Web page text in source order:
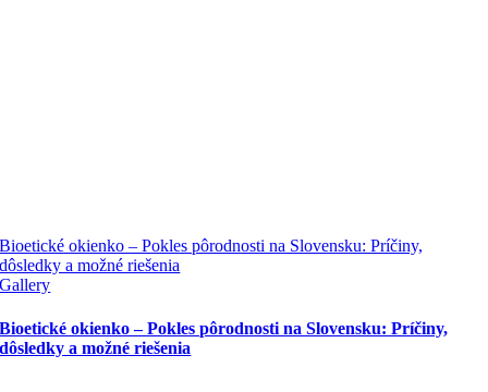
Bioetické okienko – Pokles pôrodnosti na Slovensku: Príčiny,
dôsledky a možné riešenia
Gallery
Bioetické okienko – Pokles pôrodnosti na Slovensku: Príčiny,
dôsledky a možné riešenia